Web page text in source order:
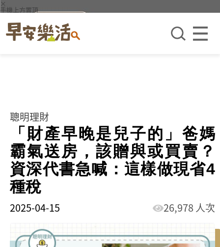
×
手機上方置頂
聰明理財
「財產早晚是兒子的」爸媽
霸氣送房，該贈與或買賣？
資深代書急喊：這樣做現省4
種稅
2025-04-15 26,978 人次